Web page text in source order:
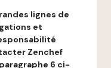
lignes de
et
Zenchef
6 ci-